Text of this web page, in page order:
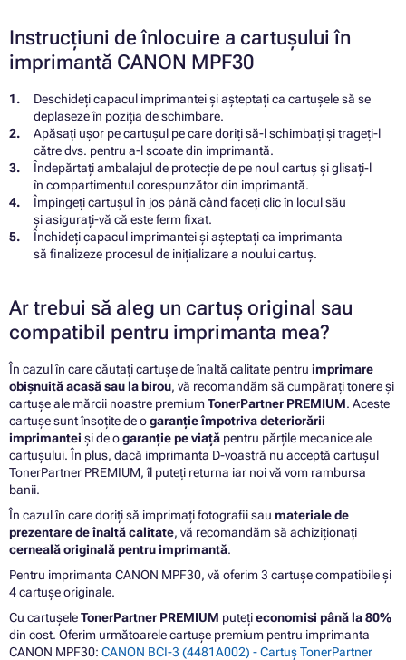
Instrucțiuni de înlocuire a cartușului în
imprimantă CANON MPF30
Deschideți capacul imprimantei și așteptați ca cartușele să se
deplaseze în poziția de schimbare.
Apăsați ușor pe cartușul pe care doriți să-l schimbați și trageți-l
către dvs. pentru a-l scoate din imprimantă.
Îndepărtați ambalajul de protecție de pe noul cartuș și glisați-l
în compartimentul corespunzător din imprimantă.
Împingeți cartușul în jos până când faceți clic în locul său
și asigurați-vă că este ferm fixat.
Închideți capacul imprimantei și așteptați ca imprimanta
să finalizeze procesul de inițializare a noului cartuș.
Ar trebui să aleg un cartuș original sau
compatibil pentru imprimanta mea?
În cazul în care căutați cartușe de înaltă calitate pentru imprimare
obișnuită acasă sau la birou, vă recomandăm să cumpărați tonere și
cartușe ale mărcii noastre premiumTonerPartner PREMIUM. Aceste
cartușe sunt însoțite de ogaranție împotriva deteriorării
imprimantei și de ogaranție pe viață pentru părțile mecanice ale
cartușului. În plus, dacă imprimanta D-voastră nu acceptă cartușul
TonerPartner PREMIUM, îl puteți returna iar noi vă vom rambursa
banii.
În cazul în care doriți să imprimați fotografii sau materiale de
prezentare de înaltă calitate, vă recomandăm să achiziționați
cerneală originală pentru imprimantă.
Pentru imprimanta CANON MPF30, vă oferim 3 cartușe compatibile și
4 cartușe originale.
Cu cartușeleTonerPartner PREMIUM putețieconomisi până la 80%
din cost. Oferim următoarele cartușe premium pentru imprimanta
CANON MPF30: CANON BCI-3 (4481A002) - Cartuș TonerPartner